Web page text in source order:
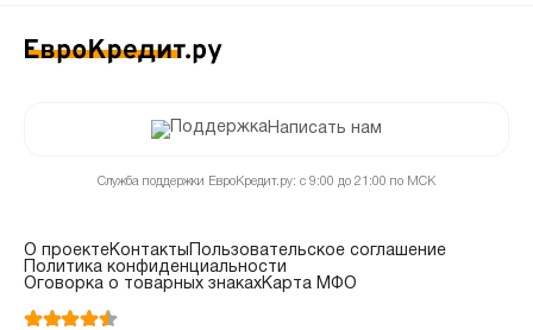
Написать нам
Служба поддержки ЕвроКредит.ру: с 9:00 до 21:00 по МСК
О проектеКонтакты
Пользовательское соглашение
Политика конфиденциальности
Оговорка о товарных знакахКарта МФО